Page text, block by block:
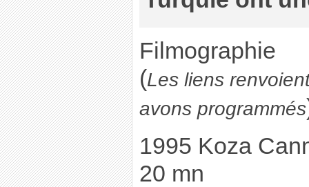
Filmographie
(Les liens
avons programmés
1995 Koza
20 mn